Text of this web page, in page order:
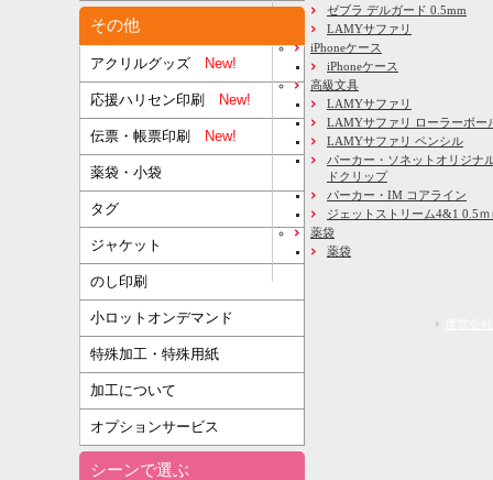
その他
アクリルグッズ New!
応援ハリセン印刷 New!
伝票・帳票印刷 New!
薬袋・小袋
タグ
ジャケット
のし印刷
小ロットオンデマンド
特殊加工・特殊用紙
加工について
オプションサービス
シーンで選ぶ
ゼブラ デルガード 0.5mm
LAMYサファリ
iPhoneケース
iPhoneケース
高級文具
LAMYサファリ
LAMYサファリ ローラーボー
LAMYサファリ ペンシル
パーカー・ソネットオリジナ
ドクリップ
パーカー・IM コアライン
ジェットストリーム4&1 0.5ｍ
薬袋
薬袋